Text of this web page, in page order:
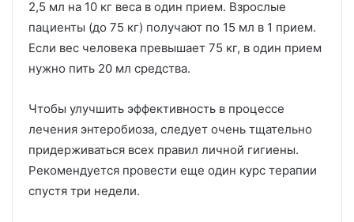
2,5 мл на 10 кг веса в один прием. Взрослые
пациенты (до 75 кг) получают по 15 мл в 1 прием.
Если вес человека превышает 75 кг, в один прием
нужно пить 20 мл средства.
Чтобы улучшить эффективность в процессе
лечения энтеробиоза, следует очень тщательно
придерживаться всех правил личной гигиены.
Рекомендуется провести еще один курс терапии
спустя три недели.